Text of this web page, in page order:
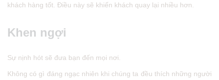
khách hàng tốt. Điều này sẽ khiến khách quay lại nhiều hơn.
Khen ngợi
Sự nịnh hót sẽ đưa bạn đến mọi nơi.
Không có gì đáng ngạc nhiên khi chúng ta đều thích những người